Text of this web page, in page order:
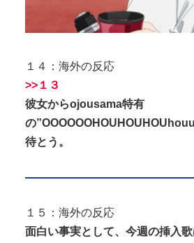
１４：海外の反応
>>１３
彼女からojousama特有
の
待とう。
１５：海外の反応
面白い事実として、今週の挿入